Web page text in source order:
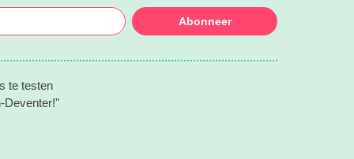
Abonneer
te testen
Deventer!"